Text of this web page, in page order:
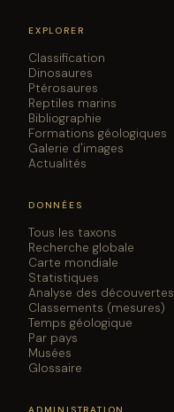
EXPLORER
Classification
Dinosaures
Ptérosaures
Reptiles marins
Bibliographie
Formations géologiques
Galerie d'images
Actualités
DONNÉES
Tous les taxons
Recherche globale
Carte mondiale
Statistiques
Analyse des découvertes
Classements (mesures)
Temps géologique
Par pays
Musées
Glossaire
ADMINISTRATION